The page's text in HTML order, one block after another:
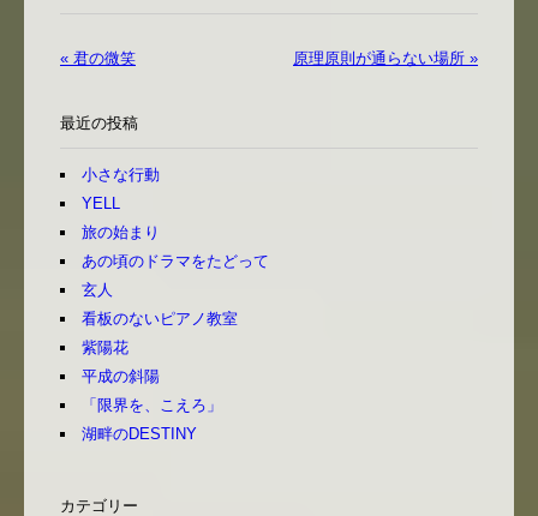
« 君の微笑 原理原則が通らない場所 »
最近の投稿
小さな行動
YELL
旅の始まり
あの頃のドラマをたどって
玄人
看板のないピアノ教室
紫陽花
平成の斜陽
「限界を、こえろ」
湖畔のDESTINY
カテゴリー